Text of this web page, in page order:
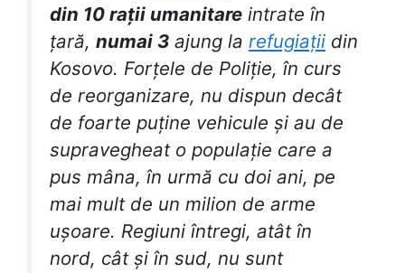
din 10 rații umanitare intrate în
țară, numai 3 ajung la refugiații din
Kosovo. Forțele de Poliție, în curs
de reorganizare, nu dispun decât
de foarte puține vehicule și au de
supravegheat o populație care a
pus mâna, în urmă cu doi ani, pe
mai mult de un milion de arme
ușoare. Regiuni întregi, atât în
nord, cât și în sud, nu sunt